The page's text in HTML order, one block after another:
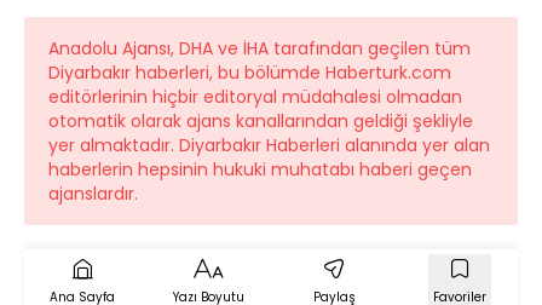
Anadolu Ajansı, DHA ve İHA tarafından geçilen tüm
Diyarbakır haberleri, bu bölümde Haberturk.com
editörlerinin hiçbir editoryal müdahalesi olmadan
otomatik olarak ajans kanallarından geldiği şekliyle
yer almaktadır. Diyarbakır Haberleri alanında yer alan
haberlerin hepsinin hukuki muhatabı haberi geçen
ajanslardır.
Ana Sayfa Yazı Boyutu Paylaş Favoriler